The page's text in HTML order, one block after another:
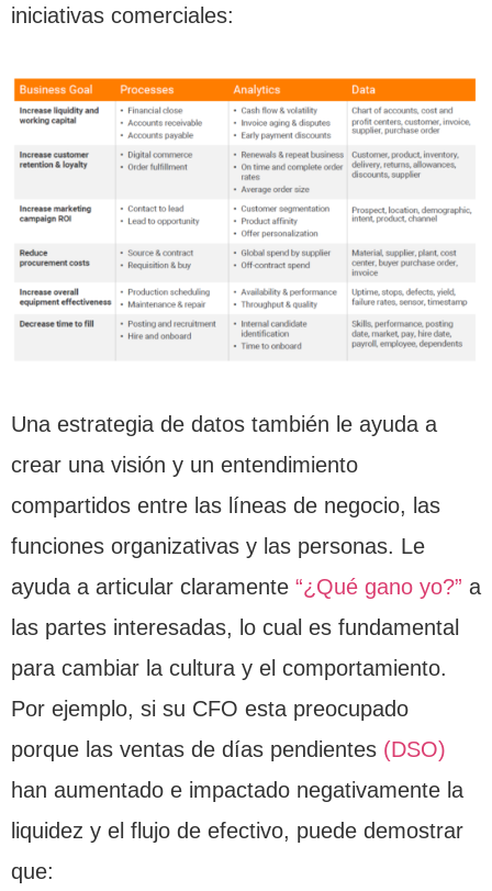
iniciativas comerciales:
Una estrategia de datos también le ayuda a
crear una visión y un entendimiento
compartidos entre las líneas de negocio, las
funciones organizativas y las personas. Le
ayuda a articular claramente “¿Qué gano yo?” a
las partes interesadas, lo cual es fundamental
para cambiar la cultura y el comportamiento.
Por ejemplo, si su CFO esta preocupado
porque las ventas de días pendientes (DSO)
han aumentado e impactado negativamente la
liquidez y el flujo de efectivo, puede demostrar
que: